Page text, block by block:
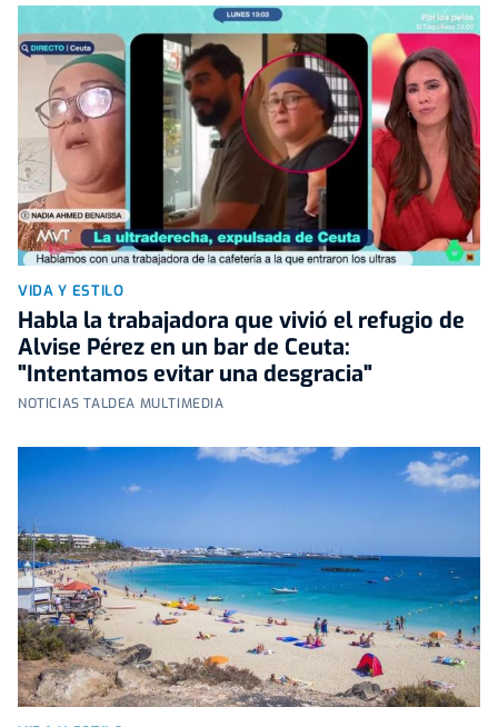
VIDA Y ESTILO
Habla la trabajadora que vivió el refugio de
Alvise Pérez en un bar de Ceuta:
"Intentamos evitar una desgracia"
NOTICIAS TALDEA MULTIMEDIA